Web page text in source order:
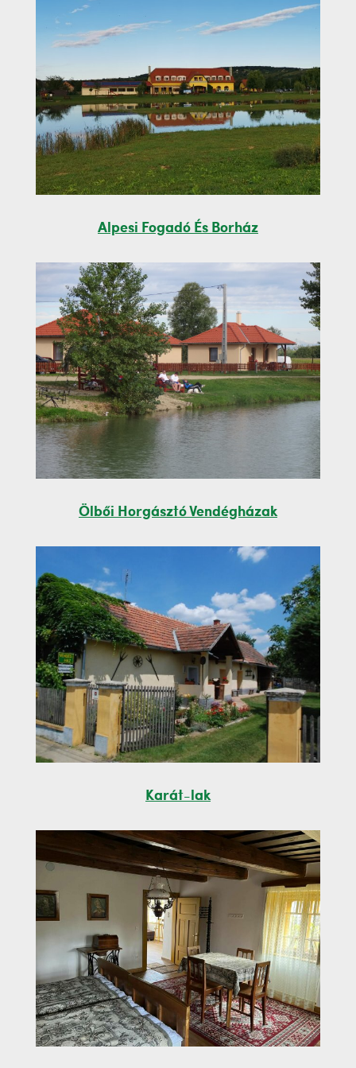
Alpesi Fogadó És Borház
Ölbői Horgásztó Vendégházak
Karát-lak